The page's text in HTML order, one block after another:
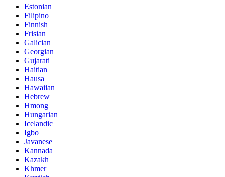
Estonian
Filipino
Finnish
Frisian
Galician
Georgian
Gujarati
Haitian
Hausa
Hawaiian
Hebrew
Hmong
Hungarian
Icelandic
Igbo
Javanese
Kannada
Kazakh
Khmer